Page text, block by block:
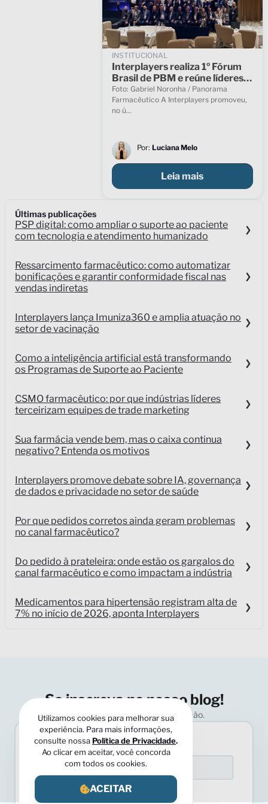
INSTITUCIONAL
Interplayers realiza 1º Fórum
Brasil de PBM e reúne líderes
para debater o futuro do
modelo no país
Foto: Gabriel Noronha / Panorama
Farmacêutico A Interplayers promoveu,
no ú...
Por: Luciana Melo
Leia mais
Últimas publicações
PSP digital: como ampliar o suporte ao paciente
com tecnologia e atendimento humanizado
Ressarcimento farmacêutico: como automatizar
bonificações e garantir conformidade fiscal nas
vendas indiretas
Interplayers lança Imuniza360 e amplia atuação no
setor de vacinação
Como a inteligência artificial está transformando
os Programas de Suporte ao Paciente
CSMO farmacêutico: por que indústrias líderes
terceirizam equipes de trade marketing
Sua farmácia vende bem, mas o caixa continua
negativo? Entenda os motivos
Interplayers promove debate sobre IA, governança
de dados e privacidade no setor de saúde
Por que pedidos corretos ainda geram problemas
no canal farmacêutico?
Do pedido à prateleira: onde estão os gargalos do
canal farmacêutico e como impactam a indústria
Medicamentos para hipertensão registram alta de
7% no início de 2026, aponta Interplayers
Se inscreva no nosso blog!
Receba conteúdos em primeira mão.
Utilizamos cookies para melhorar sua
experiência. Para mais informações,
consulte nossa Política de Privacidade
Ao clicar em aceitar, você concorda
com todos os cookies.
ACEITAR